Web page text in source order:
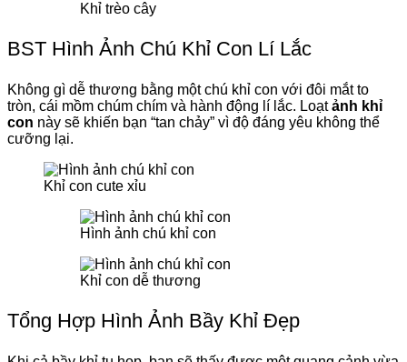
Khỉ trèo cây
BST Hình Ảnh Chú Khỉ Con Lí Lắc
Không gì dễ thương bằng một chú khỉ con với đôi mắt to
tròn, cái mồm chúm chím và hành động lí lắc. Loạtảnh khỉ
con này sẽ khiến bạn “tan chảy” vì độ đáng yêu không thể
cưỡng lại.
Khỉ con cute xỉu
Hình ảnh chú khỉ con
Khỉ con dễ thương
Tổng Hợp Hình Ảnh Bầy Khỉ Đẹp